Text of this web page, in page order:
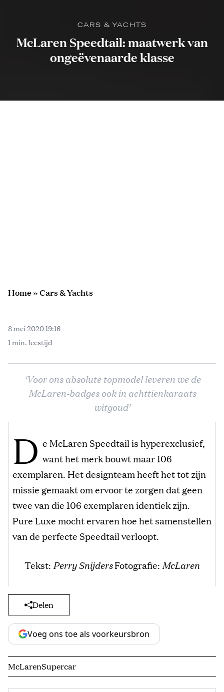
CARS & YACHTS
McLaren Speedtail: maatwerk van
ongeëvenaarde klasse
Home»Cars & Yachts
8 mei 2020 19:16
1 min. leestijd
‘Voor ons absolute topmodel leveren we de
McLaren-badges ook in achttienkaraats
witgoud’
D e McLaren Speedtail is hyperexclusief,
want het merk bouwt maar 106
exemplaren. Het designteam heeft het tot zijn
missie gemaakt om ervoor te zorgen dat geen
twee van die 106 exemplaren identiek zijn.
Pure Luxe mocht ervaren hoe het samenstellen
van de perfecte Speedtail verloopt.
Tekst: Perry SnijdersFotografie: McLaren
Delen
Voeg ons toe als voorkeursbron
McLarenSupercar